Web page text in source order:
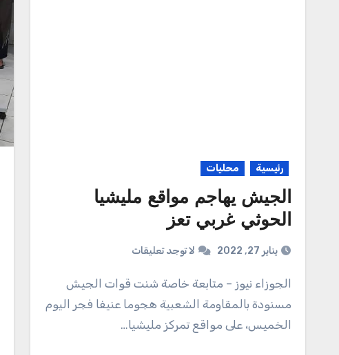
رئيسية محليات
الجيش يهاجم مواقع مليشيا
الحوثي غربي تعز
يناير 27, 2022 لا توجد تعليقات
مسنودة بالمقاومة الشعبية هجوما عنيفا فجر اليوم
الخميس، على مواقع تمركز مليشيا…